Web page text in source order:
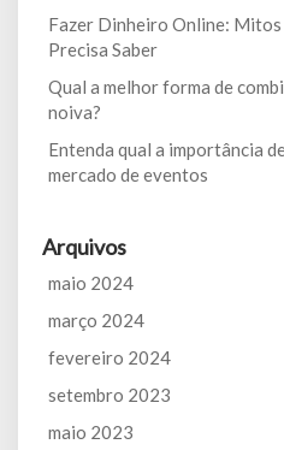
Fazer Dinheiro Online: Mitos
Precisa Saber
Qual a melhor forma de
noiva?
Entenda qual a importância
mercado de eventos
Arquivos
maio 2024
março 2024
fevereiro 2024
setembro 2023
maio 2023